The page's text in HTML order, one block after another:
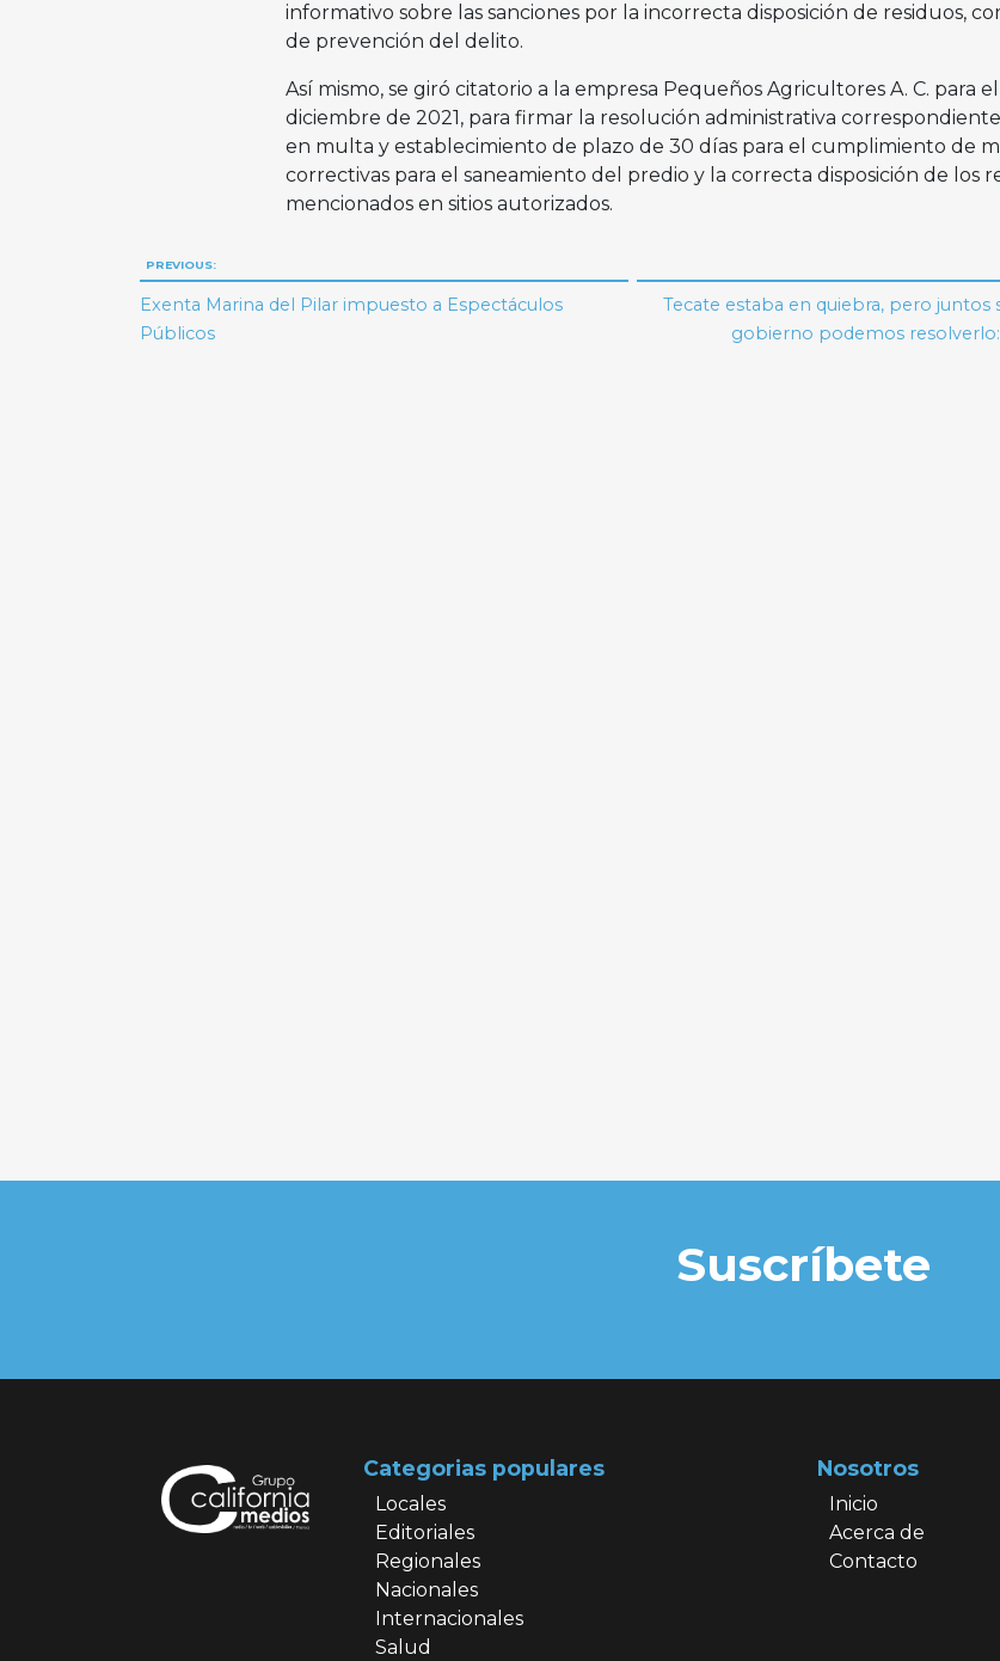
informativo sobre las sanciones por la incorrecta disposición de residuos,
de prevención del delito.
Así mismo, se giró citatorio a la empresa Pequeños Agricultores A. C. para
diciembre de 2021, para firmar la resolución administrativa
en multa y establecimiento de plazo de 30 días para el cumplimiento de
correctivas para el saneamiento del predio y la correcta disposición de los
mencionados en sitios autorizados.
Navegación
de
PREVIOUS:
Exenta Marina del Pilar impuesto a Espectáculos
Públicos
Tecate estaba en quiebra, pero juntos
gobierno podemos
Suscríbete
Categorias populares
Locales
Editoriales
Regionales
Nacionales
Internacionales
Salud
Nosotros
Inicio
Acerca de
Contacto